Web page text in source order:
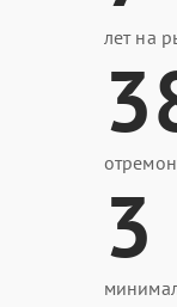
лет на
3